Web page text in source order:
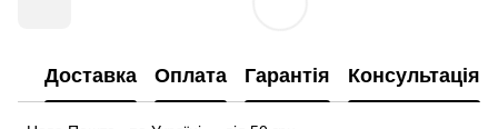
Доставка Оплата Гарантія Консультація